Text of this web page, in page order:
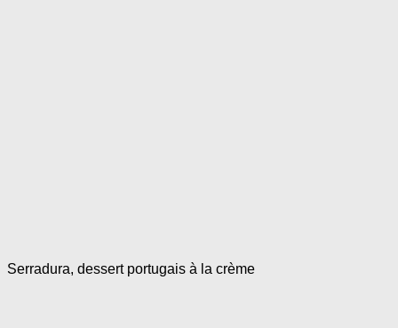
Serradura, dessert portugais à la crème